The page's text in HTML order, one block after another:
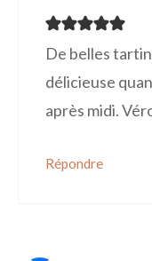
De belles
délicieuse
après midi.
Répondre